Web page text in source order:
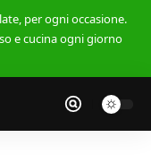
per ogni occasione.
e cucina ogni giorno